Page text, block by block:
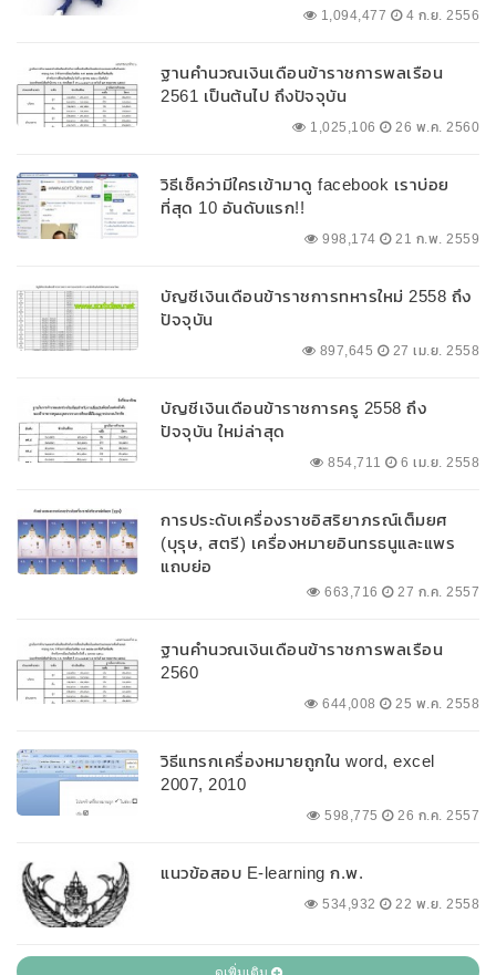
1,094,477 4 ก.ย. 2556
ฐานคำนวณเงินเดือนข้าราชการพลเรือน
2561 เป็นต้นไป ถึงปัจจุบัน
1,025,106 26 พ.ค. 2560
วิธีเช็คว่ามีใครเข้ามาดู facebook เราบ่อย
ที่สุด 10 อันดับแรก!!
998,174 21 ก.พ. 2559
บัญชีเงินเดือนข้าราชการทหารใหม่ 2558 ถึง
ปัจจุบัน
897,645 27 เม.ย. 2558
บัญชีเงินเดือนข้าราชการครู 2558 ถึง
ปัจจุบัน ใหม่ล่าสุด
854,711 6 เม.ย. 2558
การประดับเครื่องราชอิสริยาภรณ์เต็มยศ
(บุรุษ, สตรี) เครื่องหมายอินทรธนูและแพร
แถบย่อ
663,716 27 ก.ค. 2557
ฐานคำนวณเงินเดือนข้าราชการพลเรือน
2560
644,008 25 พ.ค. 2558
วิธีแทรกเครื่องหมายถูกใน word, excel
2007, 2010
598,775 26 ก.ค. 2557
แนวข้อสอบ E-learning ก.พ.
534,932 22 พ.ย. 2558